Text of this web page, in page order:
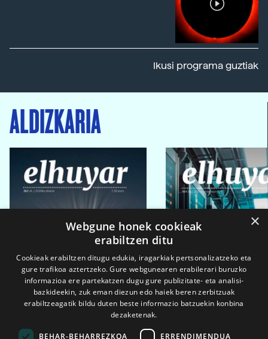
Ikusi programa guztiak
ALDIZKARIA
×
Webgune honek cookieak
erabiltzen ditu
Cookieak erabiltzen ditugu edukia, iragarkiak pertsonalizatzeko eta
gure trafikoa aztertzeko. Gure webgunearen erabilerari buruzko
informazioa ere partekatzen dugu gure publizitate- eta analisi-
bazkideekin, zuk eman diezun edo haiek beren zerbitzuak
erabiltzeagatik bildu duten beste informazio batzuekin konbina
dezaketenak.
BEHAR-BEHARREZKOA ERRENDIMENDUA